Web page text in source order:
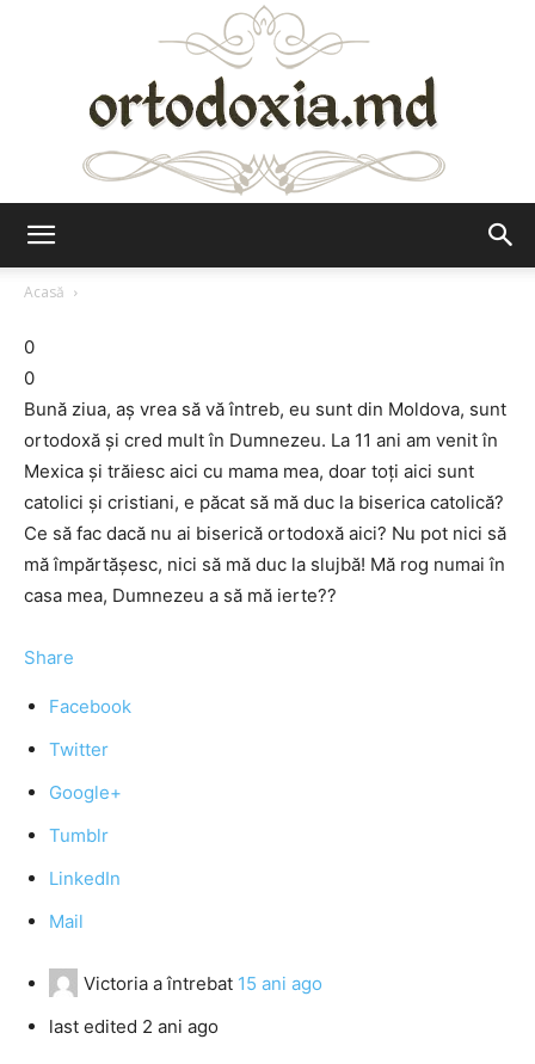
Acasă
0
0
Bună ziua, aş vrea să vă întreb, eu sunt din Moldova, sunt
ortodoxă şi cred mult în Dumnezeu. La 11 ani am venit în
Mexica şi trăiesc aici cu mama mea, doar toţi aici sunt
catolici şi cristiani, e păcat să mă duc la biserica catolică?
Ce să fac dacă nu ai biserică ortodoxă aici? Nu pot nici să
mă împărtăşesc, nici să mă duc la slujbă! Mă rog numai în
casa mea, Dumnezeu a să mă ierte??
Share
Facebook
Twitter
Google+
Tumblr
LinkedIn
Mail
Victoria a întrebat 15 ani ago
last edited 2 ani ago